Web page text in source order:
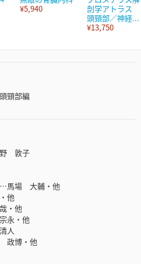
¥5,940
剖学アトラス
頭頸部／神経...
¥13,750
頸部編
野 敦子
馬場 大輔・他
他
・他
永・他
人
政博・他